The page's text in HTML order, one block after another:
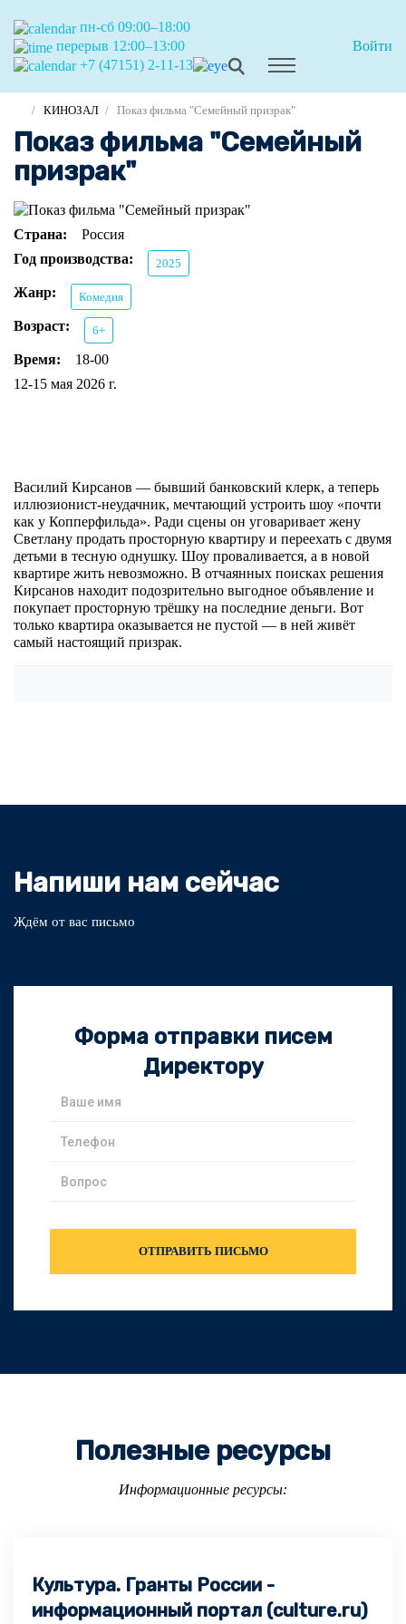
пн-сб 09:00–18:00
перерыв 12:00–13:00
+7 (47151) 2-11-13
Войти
КИНОЗАЛ Показ фильма "Семейный призрак"
Показ фильма "Семейный
призрак"
Страна:
Россия
Год производства:
2025
Жанр: Комедия
Возраст: 6+
Время:
18-00
12-15 мая 2026 г.
Василий Кирсанов — бывший банковский клерк, а теперь
иллюзионист-неудачник, мечтающий устроить шоу «почти
как у Копперфильда». Ради сцены он уговаривает жену
Светлану продать просторную квартиру и переехать с двумя
детьми в тесную однушку. Шоу проваливается, а в новой
квартире жить невозможно. В отчаянных поисках решения
Кирсанов находит подозрительно выгодное объявление и
покупает просторную трёшку на последние деньги. Вот
только квартира оказывается не пустой — в ней живёт
самый настоящий призрак.
Напиши нам сейчас
Ждём от вас письмо
Форма отправки писем
Директору
ОТПРАВИТЬ ПИСЬМО
Полезные ресурсы
Информационные ресурсы:
Культура. Гранты России -
информационный портал (culture.ru)